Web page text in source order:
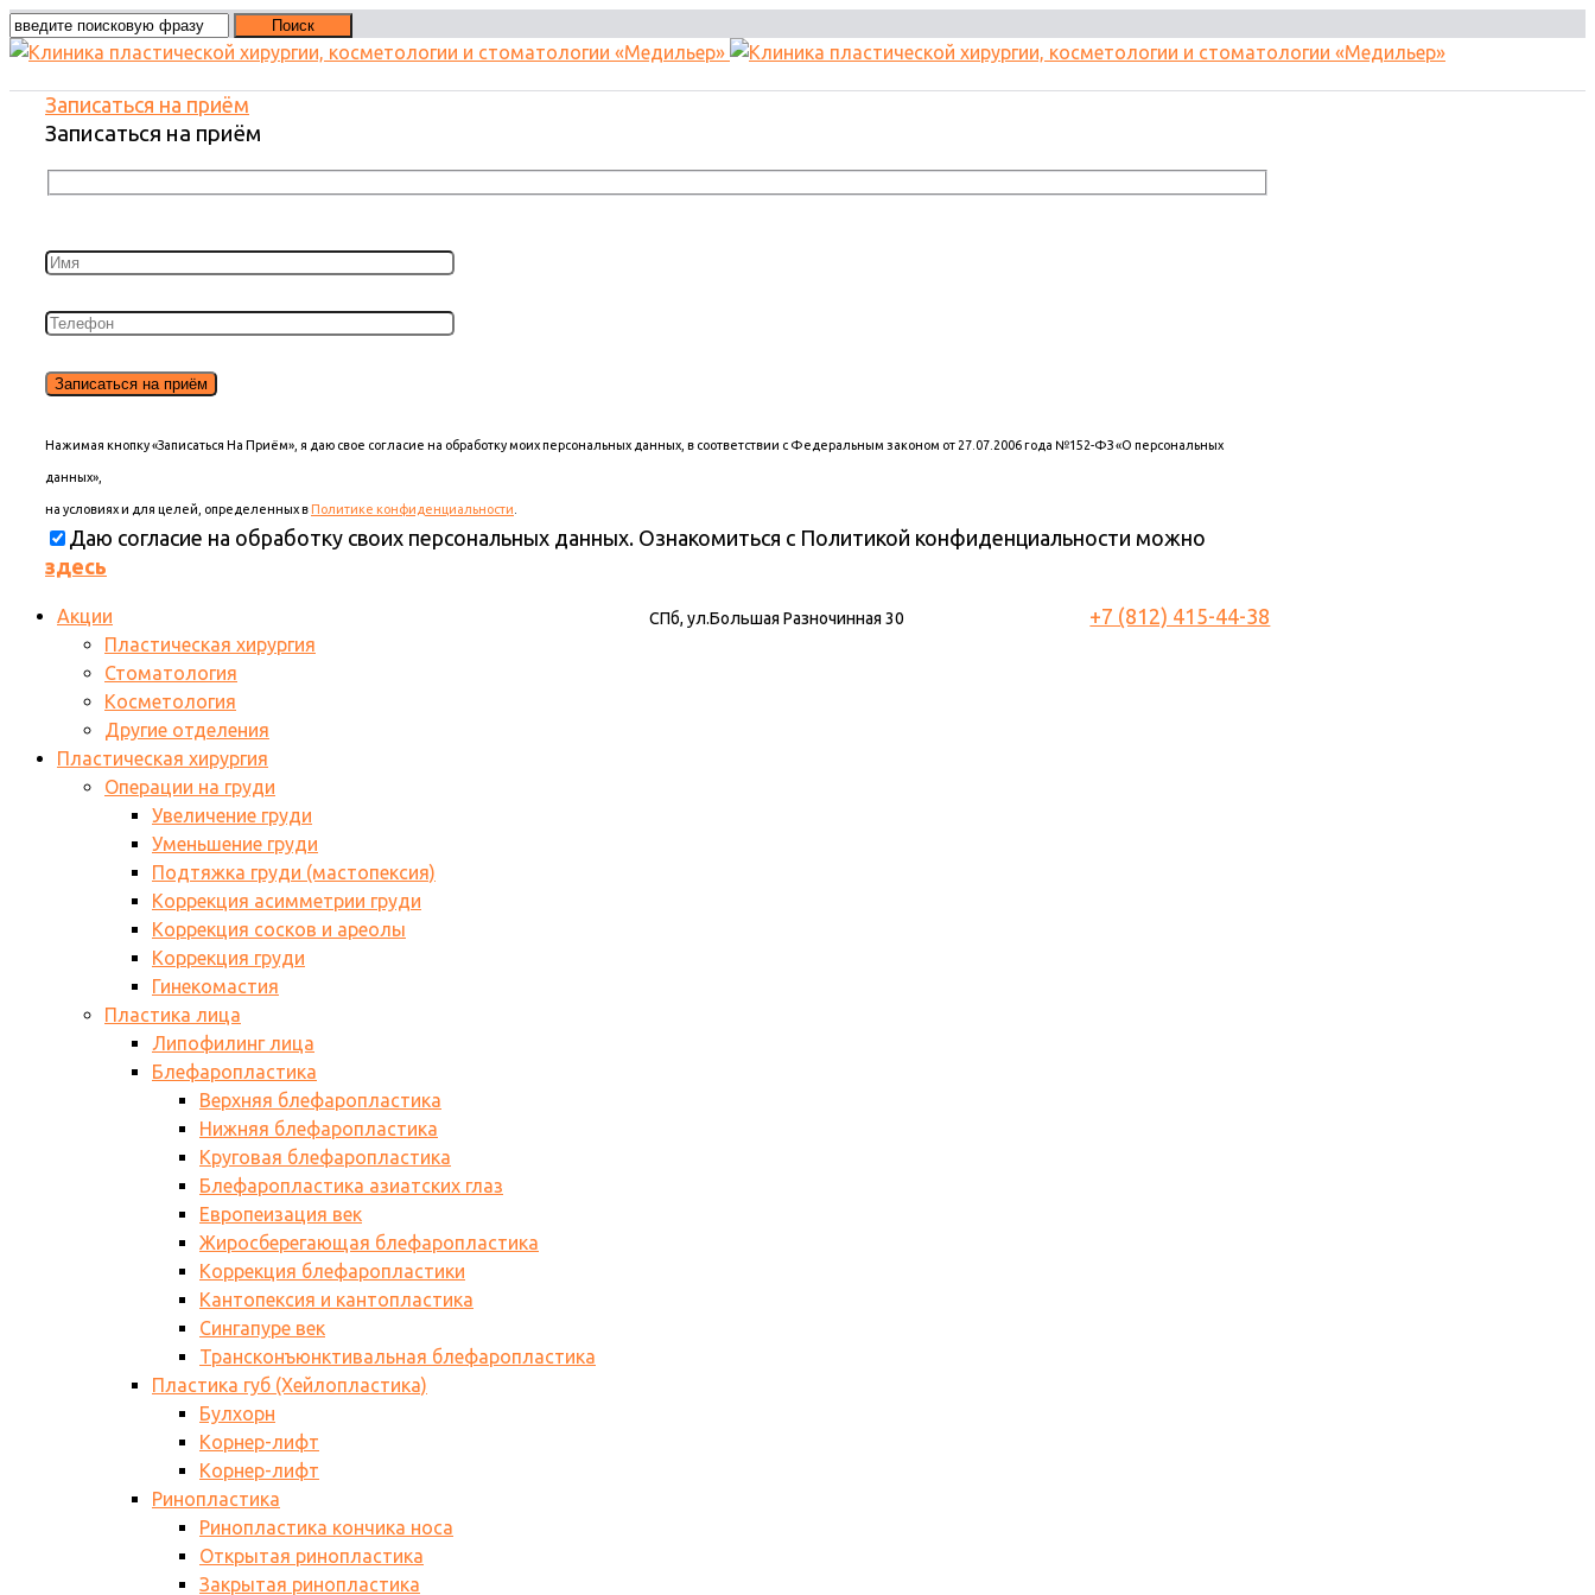
Записаться на приём
Записаться на приём
Нажимая кнопку «Записаться На Приём», я даю свое согласие на обработку моих персональных данных, в соответствии с Федеральным законом от 27.07.2006 года №152-ФЗ «О персональных
данных»,
на условиях и для целей, определенных в Политике конфиденциальности
Даю согласие на обработку своих персональных данных. Ознакомиться с Политикой конфиденциальности можно
здесь
+7 (812) 415-44-38
СПб, ул.Большая Разночинная 30
Акции
Пластическая хирургия
Стоматология
Косметология
Другие отделения
Пластическая хирургия
Операции на груди
Увеличение груди
Уменьшение груди
Подтяжка груди (мастопексия)
Коррекция асимметрии груди
Коррекция сосков и ареолы
Коррекция груди
Гинекомастия
Пластика лица
Липофилинг лица
Блефаропластика
Верхняя блефаропластика
Нижняя блефаропластика
Круговая блефаропластика
Блефаропластика азиатских глаз
Европеизация век
Жиросберегающая блефаропластика
Коррекция блефаропластики
Кантопексия и кантопластика
Сингапуре век
Трансконъюнктивальная блефаропластика
Пластика губ (Хейлопластика)
Булхорн
Корнер-лифт
Корнер-лифт
Ринопластика
Ринопластика кончика носа
Открытая ринопластика
Закрытая ринопластика